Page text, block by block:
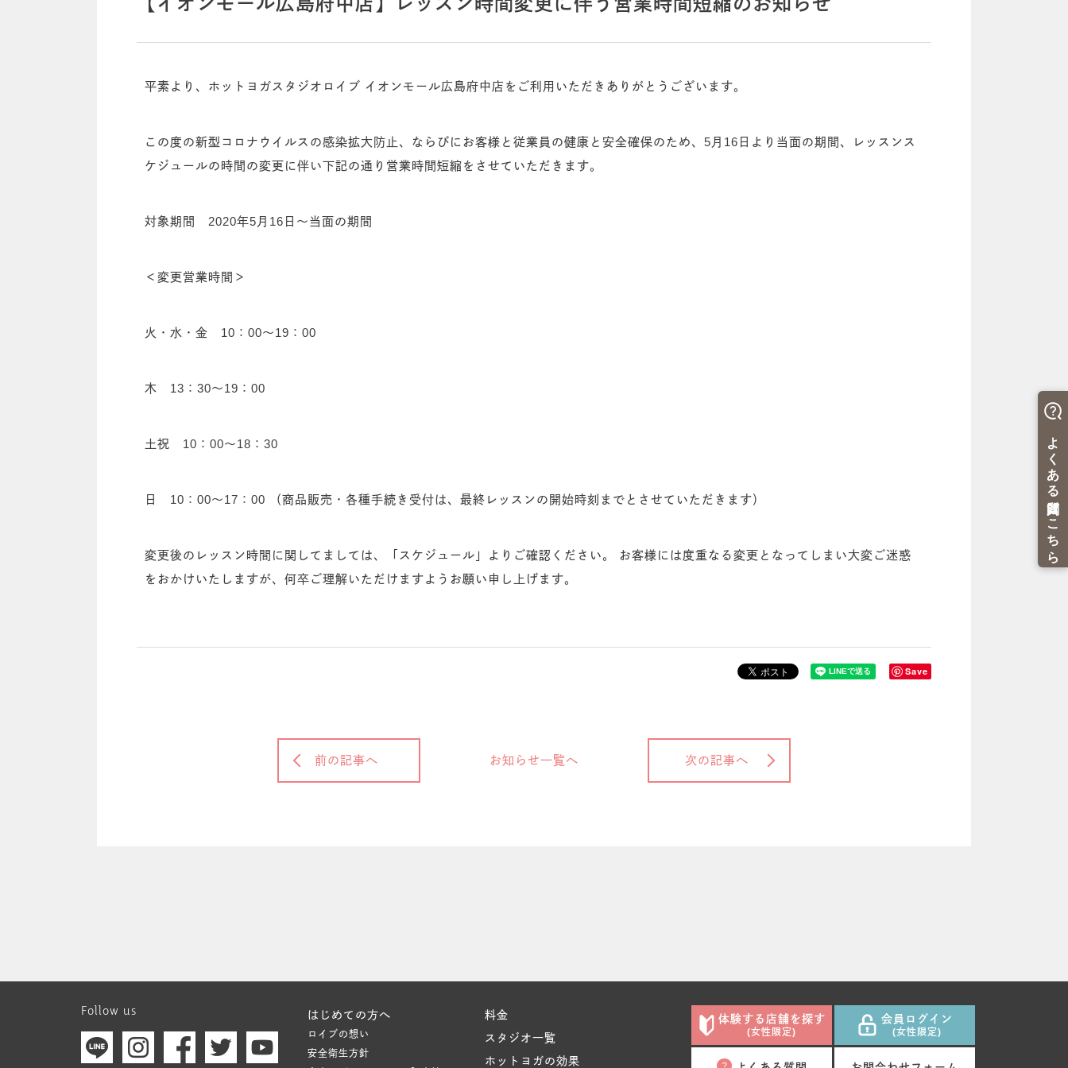
平素より、ホットヨガスタジオロイブ イオンモール広島府中店をご利用いただきありがとうございます。
この度の新型コロナウイルスの感染拡大防止、ならびにお客様と従業員の健康と安全確保のため、5月16日より当面の期間、レッスンス
ケジュールの時間の変更に伴い下記の通り営業時間短縮をさせていただきます。
対象期間 2020年5月16日～当面の期間
＜変更営業時間＞
火・水・金 10：00～19：00
木 13：30～19：00
土祝 10：00～18：30
日 10：00～17：00 （商品販売・各種手続き受付は、最終レッスンの開始時刻までとさせていただきます）
変更後のレッスン時間に関してましては、「スケジュール」よりご確認ください。 お客様には度重なる変更となってしまい大変ご迷惑
をおかけいたしますが、何卒ご理解いただけますようお願い申し上げます。
Save
前の記事へ お知らせ一覧へ 次の記事へ
Follow us はじめての方へ
ロイブの想い
安全衛生方針
料金
スタジオ一覧
ホットヨガの効果
体験する店舗を探す
(女性限定)
会員ログイン
(女性限定)